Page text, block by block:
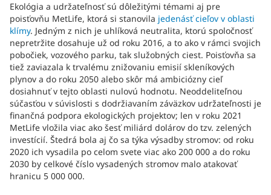
Ekológia a udržateľnosť sú dôležitými témami aj pre
poisťovňu MetLife, ktorá si stanovila jedenásť cieľov v oblasti
klímy. Jedným z nich je uhlíková neutralita, ktorú spoločnosť
nepretržite dosahuje už od roku 2016, a to ako v rámci svojich
pobočiek, vozového parku, tak služobných ciest. Poisťovňa sa
tiež zaviazala k trvalému znižovaniu emisií skleníkových
plynov a do roku 2050 alebo skôr má ambiciózny cieľ
dosiahnuť v tejto oblasti nulovú hodnotu. Neoddeliteľnou
súčasťou v súvislosti s dodržiavaním záväzkov udržateľnosti je
finančná podpora ekologických projektov; len v roku 2021
MetLife vložila viac ako šesť miliárd dolárov do tzv. zelených
investícií. Štedrá bola aj čo sa týka výsadby stromov: od roku
2020 ich vysadila po celom svete viac ako 200 000 a do roku
2030 by celkové číslo vysadených stromov malo atakovať
hranicu 5 000 000.